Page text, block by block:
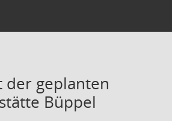
der geplanten
Büppel